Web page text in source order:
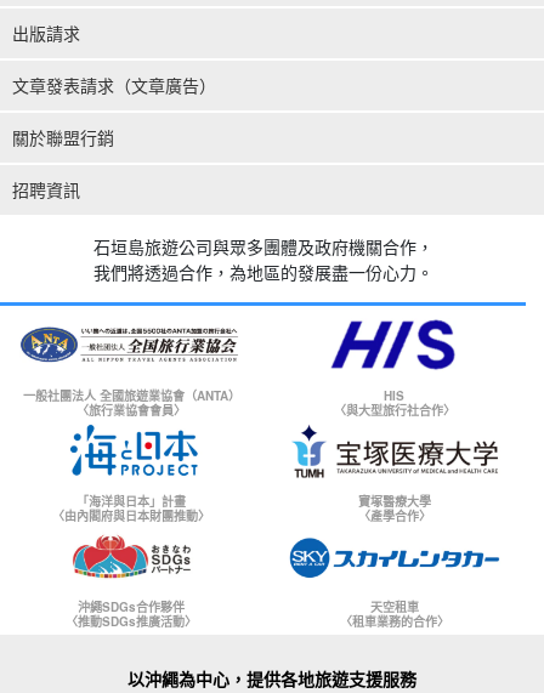
出版請求
文章發表請求（文章廣告）
關於聯盟行銷
招聘資訊
石垣島旅遊公司與眾多團體及政府機關合作，
我們將透過合作，為地區的發展盡一份心力。
一般社團法人 全國旅遊業協會（ANTA）
〈旅行業協會會員〉
HIS
〈與大型旅行社合作〉
「海洋與日本」計畫
〈由內閣府與日本財團推動〉
寶塚醫療大學
〈產學合作〉
沖繩SDGs合作夥伴
〈推動SDGs推廣活動〉
天空租車
〈租車業務的合作〉
以沖繩為中心，提供各地旅遊支援服務